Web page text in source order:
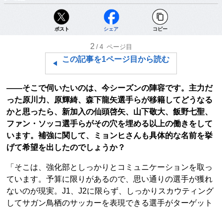
ポスト シェア コピー
2 /4 ページ目
この記事を1ページ目から読む
――そこで伺いたいのは、今シーズンの陣容です。主力だ
った原川力、原輝綺、森下龍矢選手らが移籍してどうなる
かと思ったら、新加入の仙頭啓矢、山下敬大、飯野七聖、
ファン・ソッコ選手らがその穴を埋める以上の働きをして
います。補強に関して、ミョンヒさんも具体的な名前を挙
げて希望を出したのでしょうか？
「そこは、強化部としっかりとコミュニケーションを取っ
ています。予算に限りがあるので、思い通りの選手が獲れ
ないのが現実。J1、J2に限らず、しっかりスカウティング
してサガン鳥栖のサッカーを表現できる選手がターゲット